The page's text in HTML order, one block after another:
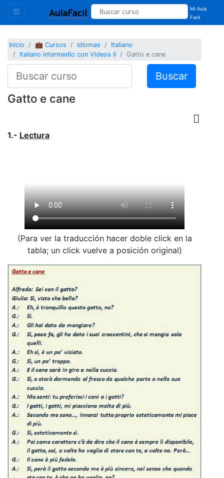
Mi Aula
Facil
Inicio 💼 Cursos Idiomas
Italiano
Italiano intermedio con Vídeos II
Gatto e cane
Buscar
Gatto e cane
1.- Lectura
(Para ver la traducción hacer doble click en la
tabla; un click vuelve a posición original)